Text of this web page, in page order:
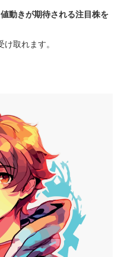
値動きが期待される注目株を
取れます。